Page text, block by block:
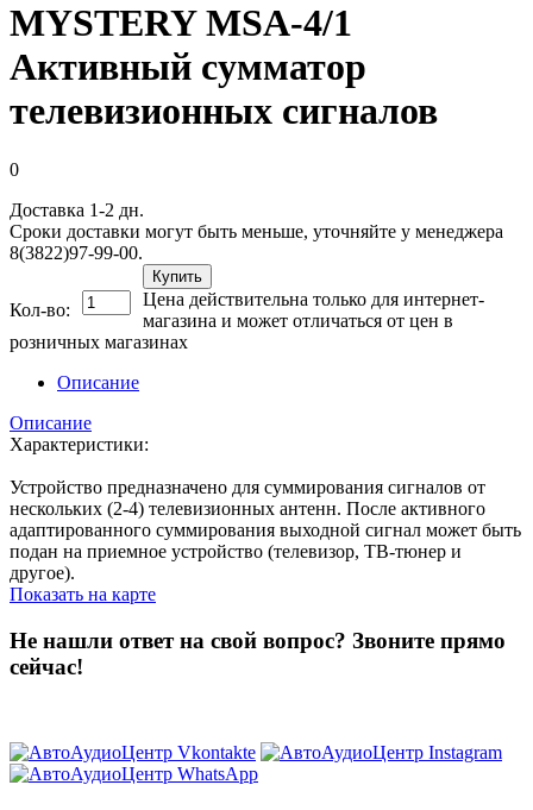
MYSTERY MSA-4/1
Активный сумматор
телевизионных сигналов
0
Доставка 1-2 дн.
Сроки доставки могут быть меньше, уточняйте у менеджера
8(3822)97-99-00.
Кол-во:
Купить
Цена действительна только для интернет-
магазина и может отличаться от цен в
розничных магазинах
Описание
Описание
Характеристики:
Устройство предназначено для суммирования сигналов от
нескольких (2-4) телевизионных антенн. После активного
адаптированного суммирования выходной сигнал может быть
подан на приемное устройство (телевизор, ТВ-тюнер и
другое).
Показать на карте
Не нашли ответ на свой вопрос? Звоните прямо
сейчас!